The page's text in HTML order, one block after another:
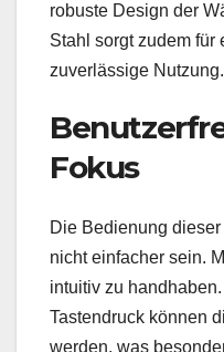
robuste Design der
Stahl sorgt zudem für
zuverlässige Nutzung.
Fokus
Die Bedienung
nicht einfacher sein.
intuitiv zu
Tastendruck können
werden, was